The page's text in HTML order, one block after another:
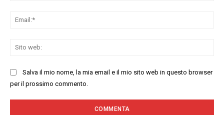
Salva il mio nome, la mia email e il mio sito web in questo browser
per il prossimo commento.